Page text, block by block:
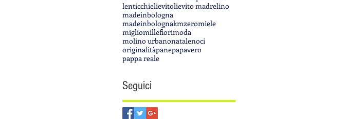
lenticchielievitolievito madrelino
madeinbologna
madeinbolognakmzeromiele
migliomillefiorimoda
molino urbanonatalenoci
originalitàpanepapavero
pappa reale
Seguici